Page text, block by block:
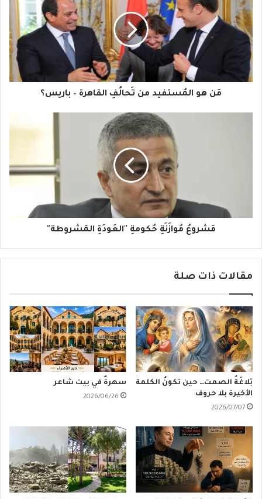
المُستفيد
من
تَحالُفِ
القاهرة
–
باريس؟
مَن هو المُستفيد من تَحالُفِ القاهرة – باريس؟
مَشروعُ مُوازَنَةِ حُكومةِ "العَودَةِ المَشروطة"
مقالات ذات صلة
بَلاغَةُ الصمت… حين تكونُ الكلمة
الأخيرة بلا حروف
2026/07/07
سهرةٌ في بيت شاعر
2026/06/26